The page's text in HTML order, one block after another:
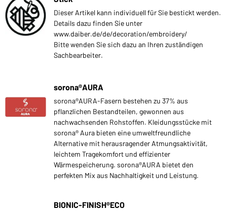
Dieser Artikel kann individuell für Sie bestickt werden.
Details dazu finden Sie unter
www.daiber.de/de/decoration/embroidery/
Bitte wenden Sie sich dazu an Ihren zuständigen
Sachbearbeiter.
sorona®AURA
sorona®AURA-Fasern bestehen zu 37% aus
pflanzlichen Bestandteilen, gewonnen aus
nachwachsenden Rohstoffen. Kleidungsstücke mit
sorona® Aura bieten eine umweltfreundliche
Alternative mit herausragender Atmungsaktivität,
leichtem Tragekomfort und effizienter
Wärmespeicherung. sorona®AURA bietet den
perfekten Mix aus Nachhaltigkeit und Leistung.
BIONIC-FINISH®ECO